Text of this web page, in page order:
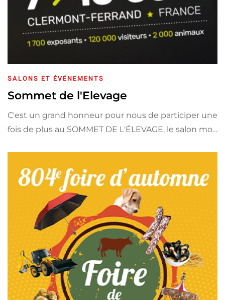
SALONS ET ÉVÉNEMENTS
Sommet de l'Elevage
C'est un grand honneur pour nous de participer une
fois de plus au SOMMET DE L'ÉLEVAGE, le salon mo…